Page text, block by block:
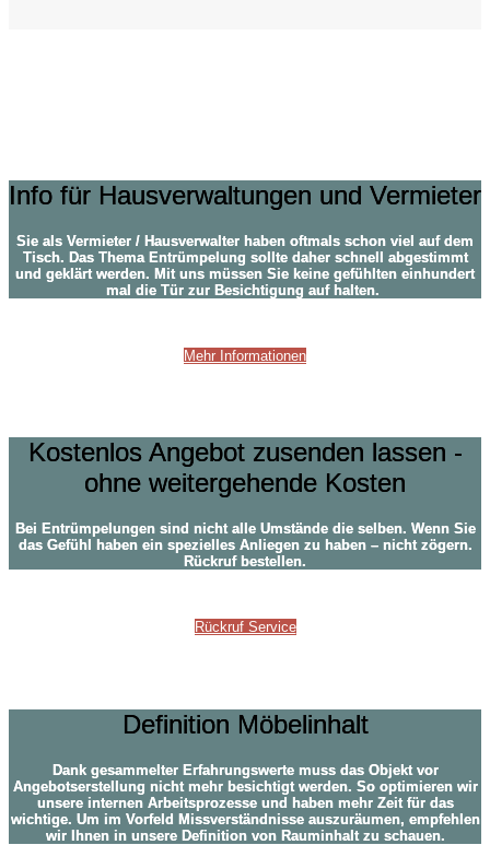
Info für Hausverwaltungen und Vermieter
Sie als Vermieter / Hausverwalter haben oftmals schon viel auf dem
Tisch. Das Thema Entrümpelung sollte daher schnell abgestimmt
und geklärt werden. Mit uns müssen Sie keine gefühlten einhundert
mal die Tür zur Besichtigung auf halten.
Mehr Informationen
Kostenlos Angebot zusenden lassen -
ohne weitergehende Kosten
Bei Entrümpelungen sind nicht alle Umstände die selben. Wenn Sie
das Gefühl haben ein spezielles Anliegen zu haben – nicht zögern.
Rückruf bestellen.
Rückruf Service
Definition Möbelinhalt
Dank gesammelter Erfahrungswerte muss das Objekt vor
Angebotserstellung nicht mehr besichtigt werden. So optimieren wir
unsere internen Arbeitsprozesse und haben mehr Zeit für das
wichtige. Um im Vorfeld Missverständnisse auszuräumen, empfehlen
wir Ihnen in unsere Definition von Rauminhalt zu schauen.